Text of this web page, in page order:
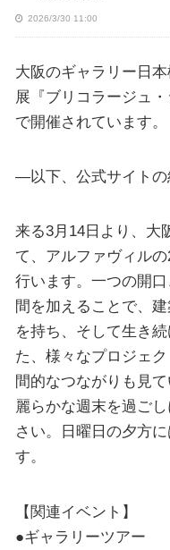
2026/3/30 11:00
大阪のギャラリー日
展『ブリコラージュ
で開催されています。
—以下、公式サイト
来る3月14日より、大
て、アルファヴィル
行います。一つの開
間を加えることで、
を持ち、そして生き
た、様々なプロジェ
間的なつながりも見
麗らかな週末を過ご
さい。日曜日の夕方
す。
【関連イベント】
●ギャラリーツアー